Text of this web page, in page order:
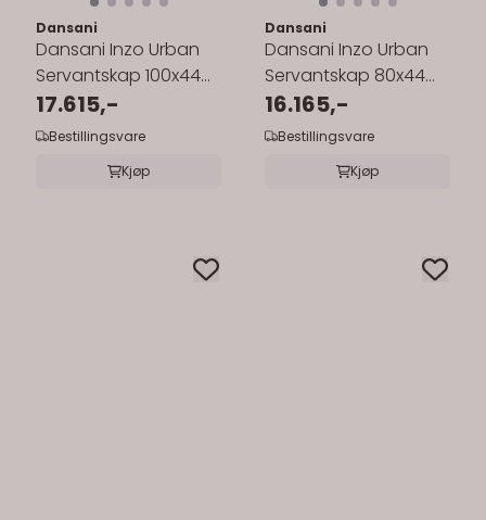
Dansani
Dansani Inzo Urban
Servantskap 100x44
cm med sort ramme
for enkel ...
17.615,-
Bestillingsvare
Kjøp
Dansani
Dansani Inzo Urban
Servantskap 80x44
cm med sort ramme
for enkel ...
16.165,-
Bestillingsvare
Kjøp